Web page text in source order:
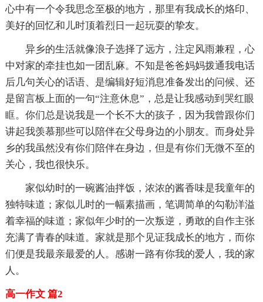
心中有一个令我思念至极的地方，那里有我成长的烙印、
美好的回忆和儿时顶着烈日一起玩耍的挚友。
异乡的生活就像浪子选择了远方，注定风雨兼程，心
中对家的牵挂也如一团乱麻。不知是爸爸妈妈拨通我电话
后几句关心的话语、是编辑好短消息准备发出的问候、还
是留言板上面的一句“注意休息”，总是让我感动到哭红眼
眶。你们总是说我是一个长不大的孩子，因为我曾跟你们
讲起我羡慕那些可以陪伴在父母身边的小朋友。而身处异
乡的我虽然没有你们陪伴在身边，但是有你们无微不至的
关心，我也很快乐。
家似幼时的一碗酱油拌饭，浓浓的酱香味是我童年的
独特味道；家似儿时的一幅素描画，笔调简单的勾勒洋溢
着幸福的味道；家似年少时的一次叛逆，勇敢的自作主张
充满了青春的味道。家就是那个见证我成长的地方，而你
们便是我最亲最爱的人。感谢一路有你我的爱人，我的家
人。
高一作文 篇2